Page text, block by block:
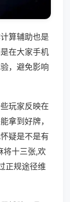
算辅助也是
在大家手机
，避免影响
玩家反映在
拿到好牌，
疑是不是有
将十三张,欢
正规途径维